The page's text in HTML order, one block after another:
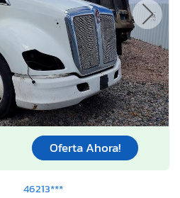
Oferta Ahora!
46213***